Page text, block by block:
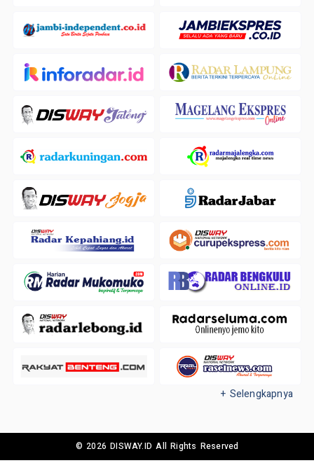
+ Selengkapnya
© 2026 DISWAY.ID All Rights Reserved